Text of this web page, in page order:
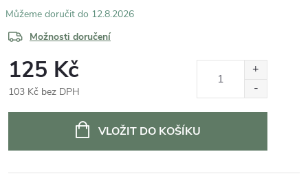
12.8.2026
Možnosti doručení
125 Kč
103 Kč bez DPH
VLOŽIT DO KOŠÍKU